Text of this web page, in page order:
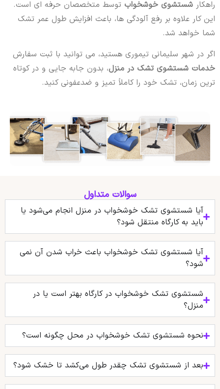
راهکار شستشوی خوشخوابتوسط متخصصان حرفه ای است.
این کار علاوه بر رفع آلودگی ها، باعث افزایش طول عمر تشک
شما خواهد شد.
اگر در شهر سلیمانی تیموری هستید، می توانید با ثبت سفارش
خدمات شستشوی تشک در منزل، بدون جابه جایی و در کوتاه
ترین زمان، تشک خود را کاملاً تمیز و ضدعفونی کنید.
سوالات متداول
آیا شستشوی تشک خوشخواب در منزل انجام می‌شود یا
باید به کارگاه منتقل شود؟
آیا شستشوی تشک خوشخواب باعث خراب شدن آن نمی
شود؟
شستشوی تشک خوشخواب در کارگاه بهتر است یا در
منزل؟
نحوه شستشوی تشک خوشخواب در محل چگونه است؟
بعد از شستشوی تشک چقدر طول می‌کشد تا خشک شود؟